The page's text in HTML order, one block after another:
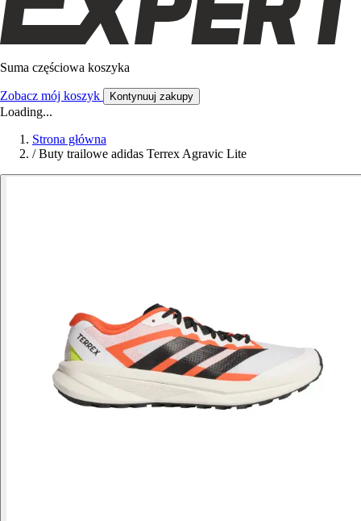
Suma częściowa koszyka
Zobacz mój koszyk Kontynuuj zakupy
Loading...
Strona główna
/ Buty trailowe adidas Terrex Agravic Lite